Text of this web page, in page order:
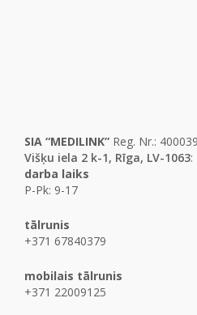
SIA “MEDILINK” Reg. Nr.:
Višķu iela 2 k-1, Rīga, LV-1063:
darba laiks
P-Pk: 9-17
tālrunis
+371 67840379
mobilais tālrunis
+371 22009125